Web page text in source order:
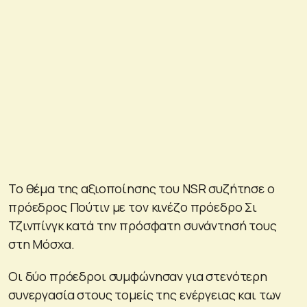
Το θέμα της αξιοποίησης του NSR συζήτησε ο
πρόεδρος Πούτιν με τον κινέζο πρόεδρο Σι
Τζινπίνγκ κατά την πρόσφατη συνάντησή τους
στη Μόσχα.
Οι δύο πρόεδροι συμφώνησαν για στενότερη
συνεργασία στους τομείς της ενέργειας και των